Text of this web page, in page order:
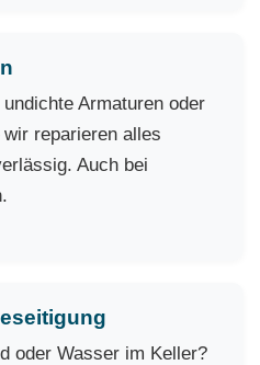
Armaturen oder
reparieren alles
Auch bei
oder Wasser im Keller?